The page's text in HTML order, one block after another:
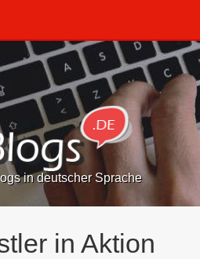
in deutscher Sprache
in Aktion